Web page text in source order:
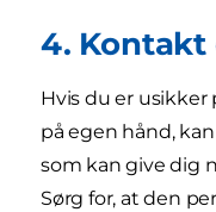
4. Kontakt
Hvis du er
på egen hånd,
som kan give dig
Sørg for, at den